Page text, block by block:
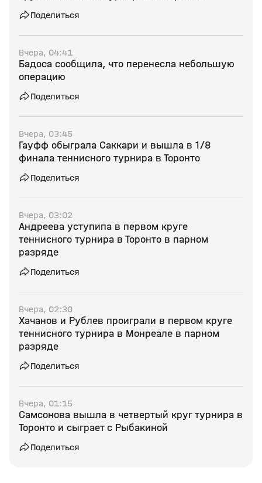
Поделиться
Вчера, 04:41
Бадоса сообщила, что перенесла небольшую
операцию
Поделиться
Вчера, 03:45
Гауфф обыграла Саккари и вышла в 1/8
финала теннисного турнира в Торонто
Поделиться
Вчера, 03:02
Андреева уступипа в первом круге
теннисного турнира в Торонто в парном
разряде
Поделиться
Вчера, 02:30
Хачанов и Рублев проиграли в первом круге
теннисного турнира в Монреале в парном
разряде
Поделиться
Вчера, 01:15
Самсонова вышла в четвертый круг турнира в
Торонто и сыграет с Рыбакиной
Поделиться